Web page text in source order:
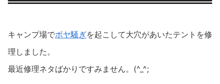
キャンプ場でボヤ騒ぎを起こして大穴があいたテントを修
理しました。
最近修理ネタばかりですみません。(^_^;